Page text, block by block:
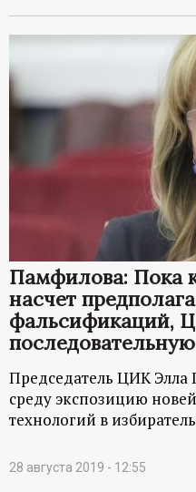
Памфилова: Пока
насчет
фальсификаций,
Председатель ЦИК
среду экспозицию
технологий в
28 августа 2019 - 12:55